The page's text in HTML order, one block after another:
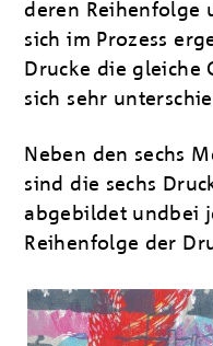
deren Reihenfolge
sich im Prozess
Drucke die gleiche
sich sehr
Neben den sechs
sind die sechs
abgebildet undbei
Reihenfolge der